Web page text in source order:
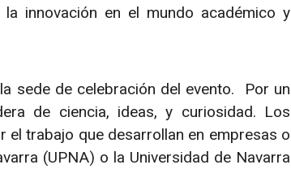
innovación en el mundo académico y
sede de celebración del evento. Por un
de ciencia, ideas, y curiosidad. Los
el trabajo que desarrollan en empresas o
(UPNA) o la Universidad de Navarra